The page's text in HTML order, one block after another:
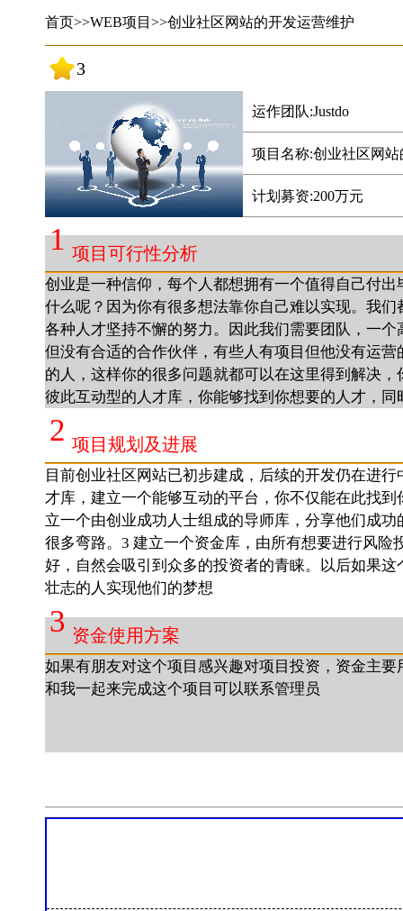
首页>>WEB项目 >>创业社区网站的开发运营维护
3
运作团队:Justdo
项目名称:创业社区网
计划募资:200万元
1 项目可行性分析
创业是一种信仰，每个人都想拥有一个值得自己付
什么呢？因为你有很多想法靠你自己难以实现。我
各种人才坚持不懈的努力。因此我们需要团队，一
但没有合适的合作伙伴，有些人有项目但他没有运
的人，这样你的很多问题就都可以在这里得到解决
彼此互动型的人才库，你能够找到你想要的人才，同
2 项目规划及进展
目前创业社区网站已初步建成，后续的开发仍在进
才库，建立一个能够互动的平台，你不仅能在此找
立一个由创业成功人士组成的导师库，分享他们成
很多弯路。3 建立一个资金库，由所有想要进行风
好，自然会吸引到众多的投资者的青睐。以后如果
壮志的人实现他们的梦想
3 资金使用方案
如果有朋友对这个项目感兴趣对项目投资，资金主
和我一起来完成这个项目可以联系管理员